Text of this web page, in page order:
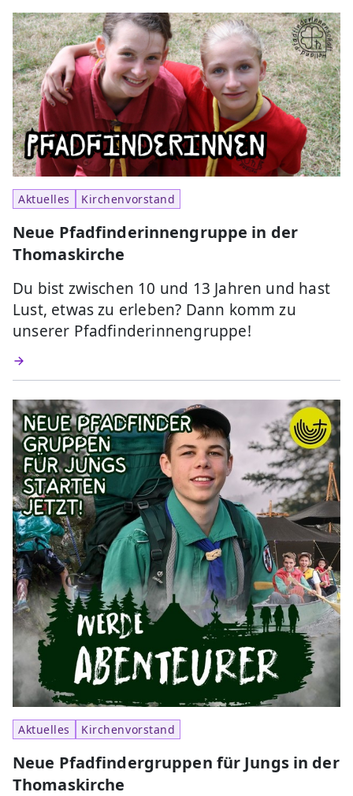
Aktuelles Kirchenvorstand
Neue Pfadfinderinnengruppe in der
Thomaskirche
Du bist zwischen 10 und 13 Jahren und hast
Lust, etwas zu erleben? Dann komm zu
unserer Pfadfinderinnengruppe!
Aktuelles Kirchenvorstand
Neue Pfadfindergruppen für Jungs in der
Thomaskirche